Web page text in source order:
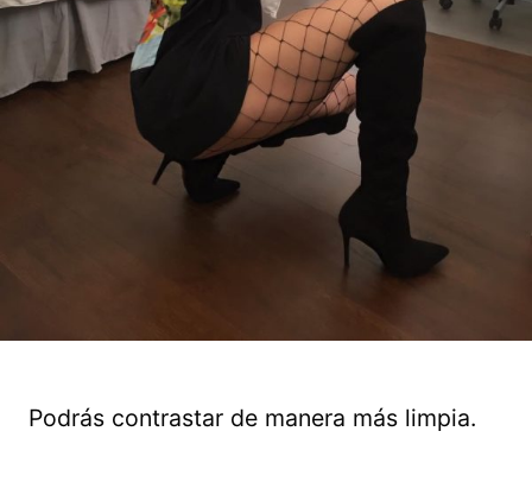
Podrás contrastar de manera más limpia.